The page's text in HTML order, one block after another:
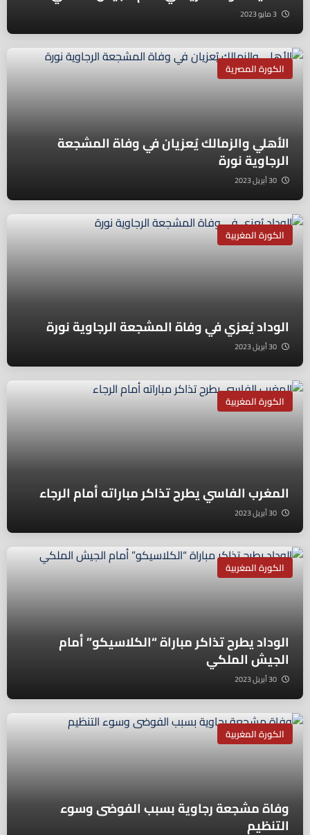
الكورة المصرية
الأهلي والزمالك يُعزيان في وفاة المشجعة
الرجاوية نورة
الكورة المغربية
الوداد يُعزي في وفاة المشجعة الرجاوية نورة
الكورة المغربية
المغرب الفاسي يطرح تذاكر مباراته أمام الرجاء
الكورة المغربية
الوداد يطرح تذاكر مباراة “الكلاسيكو” أمام
الجيش الملكي
الكورة المغربية
وفاة مشجعة رجاوية بسبب الفوضى وسوء
التنظيم